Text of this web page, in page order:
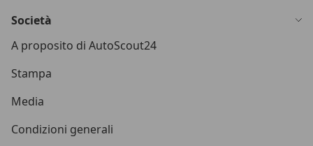
Società
A proposito di AutoScout24
Stampa
Media
Condizioni generali